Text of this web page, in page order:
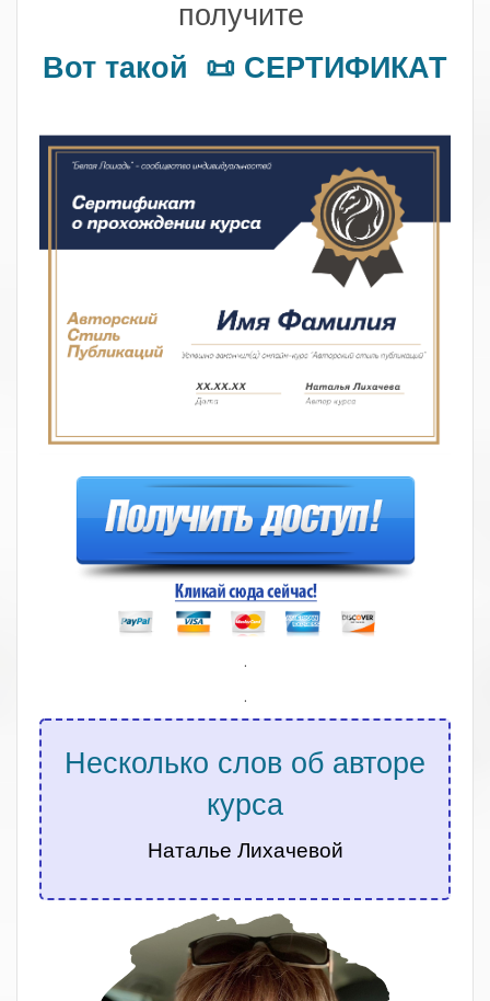
получите
Вот такой 📜 СЕРТИФИКАТ
.
.
Несколько слов об авторе
курса
Наталье Лихачевой